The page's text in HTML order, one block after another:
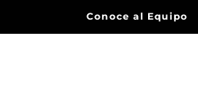
Conoce al Equipo